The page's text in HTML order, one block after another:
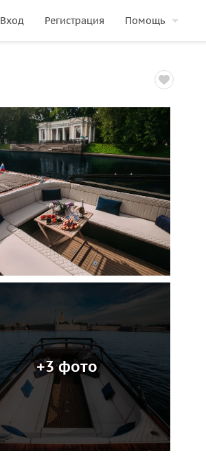
Вход Регистрация Помощь
+3 фото